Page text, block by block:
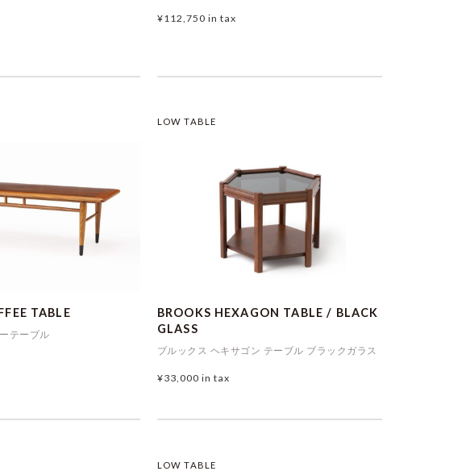
¥112,750 in tax
TABLE
テーブル
LOW TABLE
BROOKS HEXAGON TABLE / BLACK
GLASS
ブルックス ヘキサゴン テーブル ブラックガラス
¥33,000 in tax
LOW TABLE